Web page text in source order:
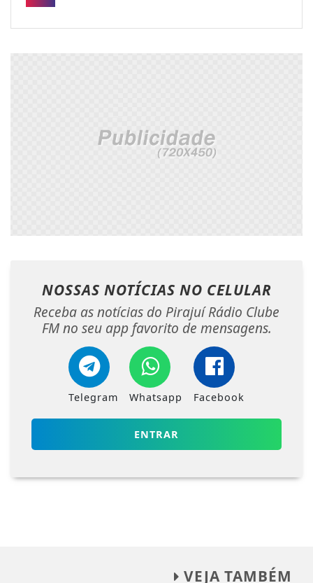
NOSSAS NOTÍCIAS NO CELULAR
Receba as notícias do Pirajuí Rádio Clube
FM no seu app favorito de mensagens.
Telegram Whatsapp Facebook
ENTRAR
VEJA TAMBÉM